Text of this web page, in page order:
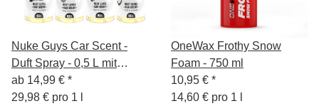
Nuke Guys Car Scent -
Duft Spray - 0,5 L mit
Sprühkopf
ab 14,99 € *
29,98 € pro 1 l
OneWax Frothy Snow
Foam - 750 ml
10,95 € *
14,60 € pro 1 l